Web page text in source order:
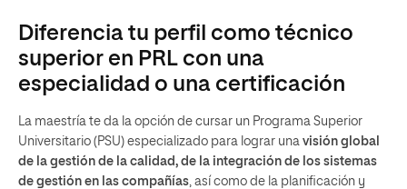
Diferencia tu perfil como técnico
superior en PRL con una
especialidad o una certificación
La maestría te da la opción de cursar un Programa Superior
Universitario (PSU) especializado para lograr una visión global
de la gestión de la calidad, de la integración de los sistemas
de gestión en las compañías, así como de la planificación y